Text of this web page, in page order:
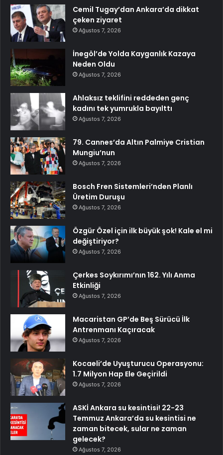
Cemil Tugay’dan Ankara’da dikkat
çeken ziyaret
Ağustos 7, 2026
İnegöl’de Yolda Kayganlık Kazaya
Neden Oldu
Ağustos 7, 2026
Ahlaksız teklifini reddeden genç
kadını tek yumrukla bayılttı
Ağustos 7, 2026
79. Cannes’da Altın Palmiye Cristian
Mungiu’nun
Ağustos 7, 2026
Bosch Fren Sistemleri’nden Planlı
Üretim Duruşu
Ağustos 7, 2026
Özgür Özel için ilk büyük şok! Kale el mi
değiştiriyor?
Ağustos 7, 2026
Çerkes Soykırımı’nın 162. Yılı Anma
Etkinliği
Ağustos 7, 2026
Macaristan GP’de Beş Sürücü İlk
Antrenmanı Kaçıracak
Ağustos 7, 2026
Kocaeli’de Uyuşturucu Operasyonu:
1.7 Milyon Hap Ele Geçirildi
Ağustos 7, 2026
ASKİ Ankara su kesintisi! 22-23
Temmuz Ankara’da su kesintisi ne
zaman bitecek, sular ne zaman
gelecek?
Ağustos 7, 2026